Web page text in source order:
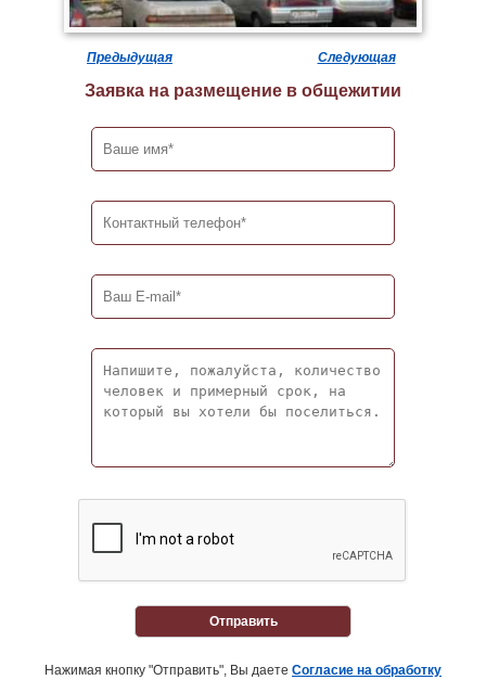
Предыдущая Следующая
Заявка на размещение в общежитии
Отправить
Нажимая кнопку "Отправить", Вы даете Согласие на обработку